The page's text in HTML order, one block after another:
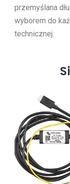
przemyślana
wyborem do
technicznej.